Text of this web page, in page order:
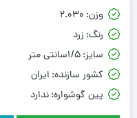
وزن: 2.030
رنگ: زرد
سایز:1/5سانتی متر
کشور سازنده: ایران
پین گوشواره:ندارد